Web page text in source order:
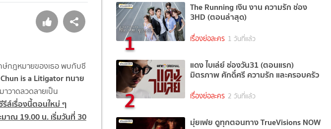
ษ์กฎหมายของเธอ พบกับซี
is a Litigator ทนาย
วาดลวดลายเป็น
ส์เรื่องนี้ตอนใหม่ ๆ
าณ 19.00 น. เริ่มวันที่ 30
1
The Running เงิน งาน ความรัก ช่อง
3HD (ตอนล่าสุด)
เรื่องย่อละคร 1 วันที่แล้ว
2
แดง ไบเล่ย์ ช่องวัน31 (ตอนแรก)
มิตรภาพ ศักดิ์ศรี ความรัก และครอบครัว
เรื่องย่อละคร 2 วันที่แล้ว
มุ่ยเฟย ดูทุกตอนทาง TrueVisions NOW